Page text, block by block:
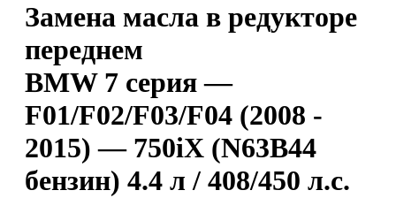
Замена масла в редукторе
переднем
BMW 7 серия —
F01/F02/F03/F04 (2008 -
2015) — 750iX (N63B44
бензин) 4.4 л / 408/450 л.с.